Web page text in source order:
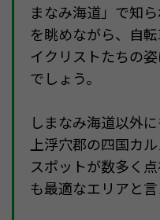
まなみ海道」で知
を眺めながら、自
イクリストたちの
でしょう。
しまなみ海道以外
上浮穴郡の四国カ
スポットが数多く
も最適なエリアと言